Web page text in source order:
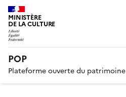
MINISTÈRE
DE LA CULTURE
POP
Plateforme ouverte du patrimoine